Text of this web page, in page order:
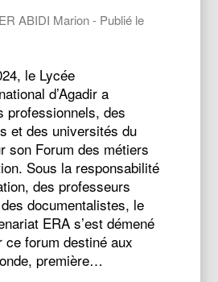
ABIDI Marion - Publié le
le Lycée
d’Agadir a
professionnels, des
et des universités du
son Forum des métiers
Sous la responsabilité
des professeurs
documentalistes, le
ERA s’est démené
ce forum destiné aux
première…